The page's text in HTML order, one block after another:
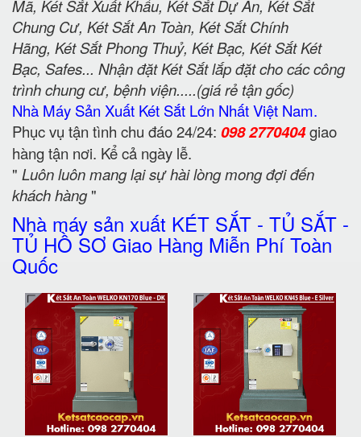
Mã, Két Sắt Xuất Khẩu, Két Sắt Dự Án, Két Sắt
Chung Cư, Két Sắt An Toàn, Két Sắt Chính
Hãng, Két Sắt Phong Thuỷ, Két Bạc, Két Sắt Két
Bạc, Safes... Nhận đặt Két Sắt lắp đặt cho các công
trình chung cư, bệnh viện.....(giá rẻ tận gốc)
Nhà Máy Sản Xuất Két Sắt Lớn Nhất Việt Nam.
Phục vụ tận tình chu đáo 24/24: 098 2770404giao
hàng tận nơi. Kể cả ngày lễ.
" Luôn luôn mang lại sự hài lòng mong đợi đến
khách hàng"
Nhà máy sản xuất KÉT SẮT - TỦ SẮT -
TỦ HỒ SƠ Giao Hàng Miễn Phí Toàn
Quốc